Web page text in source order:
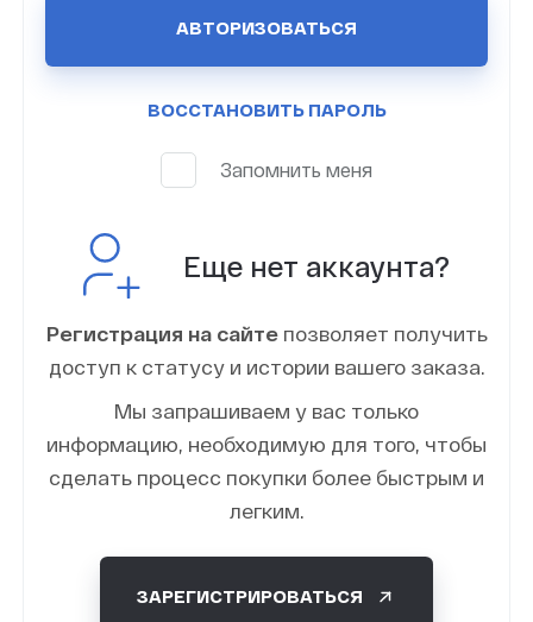
АВТОРИЗОВАТЬСЯ
ВОССТАНОВИТЬ ПАРОЛЬ
Запомнить меня
Еще нет аккаунта?
Регистрация на сайте позволяет получить
доступ к статусу и истории вашего заказа.
Мы запрашиваем у вас только
информацию, необходимую для того, чтобы
сделать процесс покупки более быстрым и
легким.
ЗАРЕГИСТРИРОВАТЬСЯ